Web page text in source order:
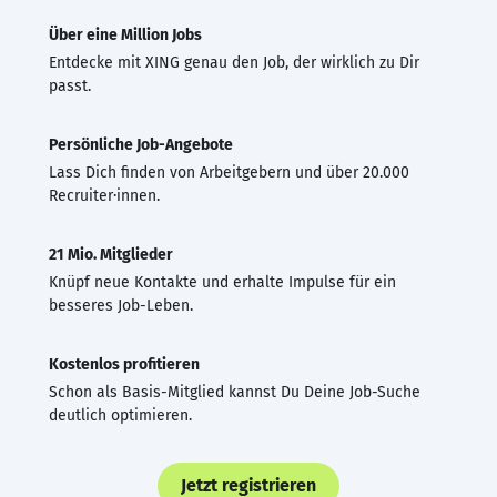
Über eine Million Jobs
Entdecke mit XING genau den Job, der wirklich zu Dir
passt.
Persönliche Job-Angebote
Lass Dich finden von Arbeitgebern und über 20.000
Recruiter·innen.
21 Mio. Mitglieder
Knüpf neue Kontakte und erhalte Impulse für ein
besseres Job-Leben.
Kostenlos profitieren
Schon als Basis-Mitglied kannst Du Deine Job-Suche
deutlich optimieren.
Jetzt registrieren